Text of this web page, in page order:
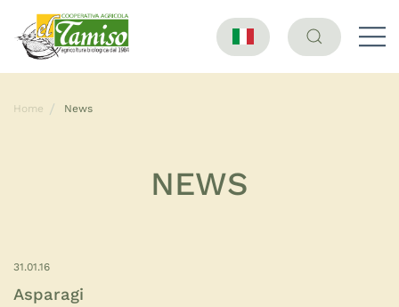
Home News
NEWS
31.01.16
Asparagi